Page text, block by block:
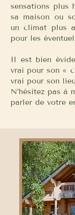
sensations plus
sa maison ou
un climat plus
pour les
Il est bien
vrai pour son «
vrai pour son
N’hésitez pas à
parler de votre